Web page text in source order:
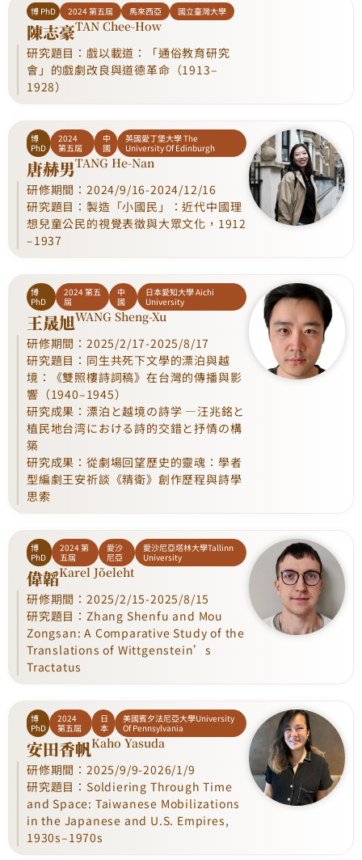
博 PhD 2024 第五屆 馬來西亞 國立臺灣大學
陳志豪TAN Chee-How
研究題目：戲以載道：「通俗教育研究
會」的戲劇改良與道德革命（1913–
1928）
博
PhD
2024
第五屆
中
國
英國愛丁堡大學 The
University Of Edinburgh
唐赫男TANG He-Nan
研修期間：2024/9/16-2024/12/16
研究題目：製造「小國民」：近代中國理
想兒童公民的視覺表徵與大眾文化，1912
–1937
博
PhD
2024 第五
屆
中
國
日本愛知大學 Aichi
University
王晟旭WANG Sheng-Xu
研修期間：2025/2/17-2025/8/17
研究題目：同生共死下文學的漂泊與越
境：《雙照樓詩詞稿》在台灣的傳播與影
響（1940–1945）
研究成果：漂泊と越境の詩学 ―汪兆銘と
植民地台湾における詩的交錯と抒情の構
築
研究成果：從劇場回望歷史的靈魂：學者
型編劇王安祈談《精衛》創作歷程與詩學
思索
博
PhD
2024 第
五屆
愛沙
尼亞
愛沙尼亞塔林大學Tallinn
University
偉韜Karel Jõeleht
研修期間：2025/2/15-2025/8/15
研究題目：Zhang Shenfu and Mou
Zongsan: A Comparative Study of the
Translations of Wittgenstein’s
Tractatus
博
PhD
2024
第五屆
日
本
美國賓夕法尼亞大學University
Of Pennsylvania
安田香帆Kaho Yasuda
研修期間：2025/9/9-2026/1/9
研究題目：Soldiering Through Time
and Space: Taiwanese Mobilizations
in the Japanese and U.S. Empires,
1930s–1970s